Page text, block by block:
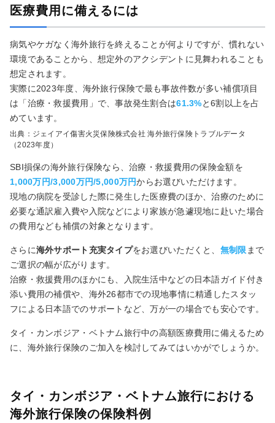
医療費用に備えるには
病気やケガなく海外旅行を終えることが何よりですが、慣れない
環境であることから、想定外のアクシデントに見舞われることも
想定されます。
実際に2023年度、海外旅行保険で最も事故件数が多い補償項目
は「治療・救援費用」で、事故発生割合は61.3%と6割以上を占
めています。
出典：ジェイアイ傷害火災保険株式会社 海外旅行保険トラブルデータ
（2023年度）
SBI損保の海外旅行保険なら、治療・救援費用の保険金額を
1,000万円/3,000万円/5,000万円からお選びいただけます。
現地の病院を受診した際に発生した医療費のほか、治療のために
必要な通訳雇入費や入院などにより家族が急遽現地に赴いた場合
の費用なども補償の対象となります。
さらに海外サポート充実タイプをお選びいただくと、 無制限 まで
ご選択の幅が広がります。
治療・救援費用のほかにも、入院生活中などの日本語ガイド付き
添い費用の補償や、海外26都市での現地事情に精通したスタッ
フによる日本語でのサポートなど、万が一の場合でも安心です。
タイ・カンボジア・ベトナム旅行中の高額医療費用に備えるため
に、海外旅行保険のご加入を検討してみてはいかがでしょうか。
タイ・カンボジア・ベトナム旅行における
海外旅行保険の保険料例